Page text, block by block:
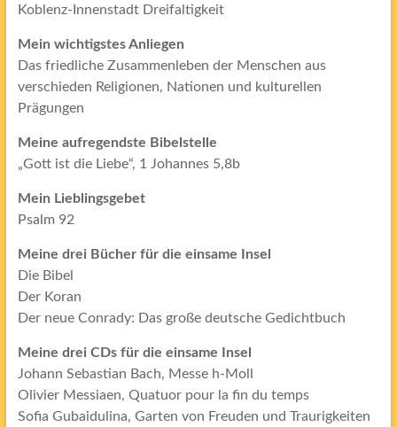
Koblenz-Innenstadt Dreifaltigkeit
Mein wichtigstes Anliegen
Das friedliche Zusammenleben der Menschen aus
verschieden Religionen, Nationen und kulturellen
Prägungen
Meine aufregendste Bibelstelle
„Gott ist die Liebe“, 1 Johannes 5,8b
Mein Lieblingsgebet
Psalm 92
Meine drei Bücher für die einsame Insel
Die Bibel
Der Koran
Der neue Conrady: Das große deutsche Gedichtbuch
Meine drei CDs für die einsame Insel
Johann Sebastian Bach, Messe h-Moll
Olivier Messiaen, Quatuor pour la fin du temps
Sofia Gubaidulina, Garten von Freuden und Traurigkeiten